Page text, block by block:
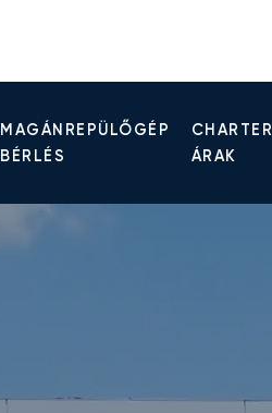
MAGÁNREPÜLŐGÉP
BÉRLÉS
CHARTER
ÁRAK